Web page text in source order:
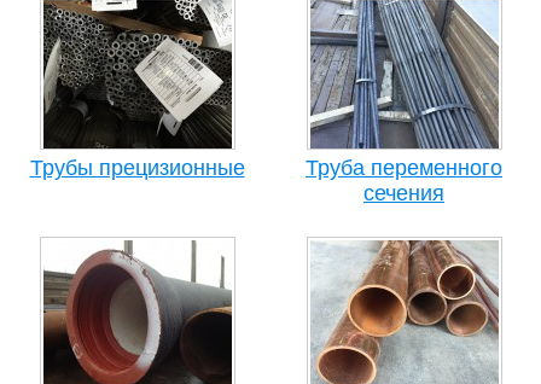
Трубы прецизионные
Труба переменного
сечения